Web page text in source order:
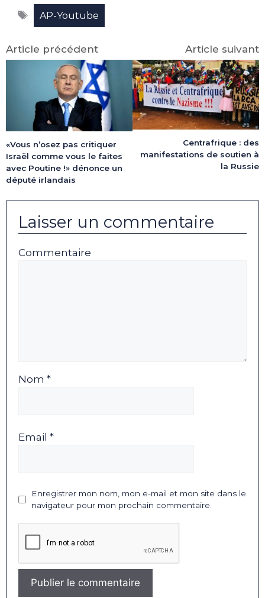
Facebook
X
(Twitter)
LinkedIn
Étiquettes
AP-Youtube
Article précédent
«Vous n’osez pas critiquer
Israël comme vous le faites
avec Poutine !» dénonce un
député irlandais
Article suivant
Centrafrique : des
manifestations de soutien à
la Russie
Laisser un commentaire
Commentaire
Nom *
Email *
Enregistrer mon nom, mon e-mail et mon site dans le
navigateur pour mon prochain commentaire.